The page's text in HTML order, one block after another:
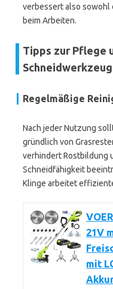
verbessert also sowohl
beim Arbeiten.
Tipps zur Pflege
Regelmäßige
Nach jeder Nutzung
gründlich von
verhindert Rostbildung
Schneidfähigkeit
Klinge arbeitet
21V
mit